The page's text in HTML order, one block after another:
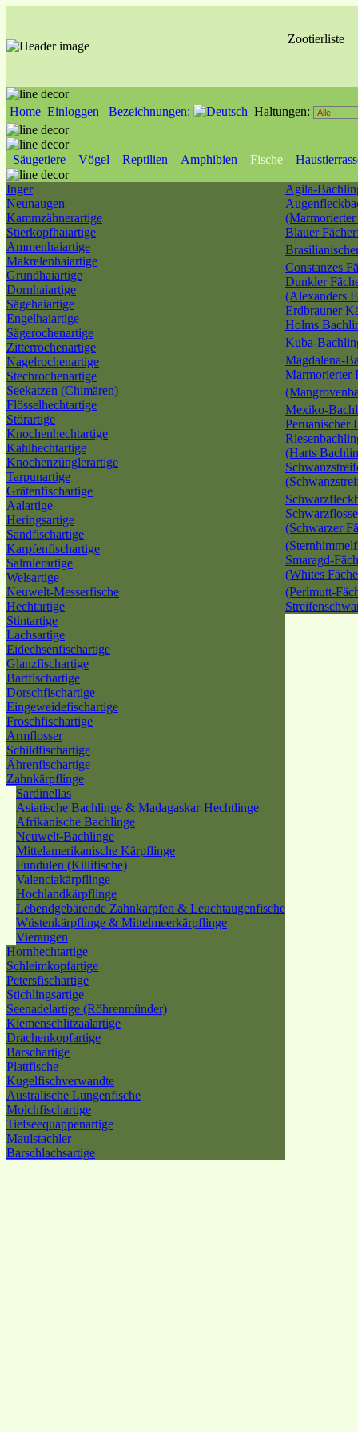
Zootierliste
Home Einloggen Bezeichnungen: Haltungen:
Säugetiere Vögel Reptilien Amphibien Fische
Inger
Neunaugen
Kammzähnerartige
Stierkopfhaiartige
Ammenhaiartige
Makrelenhaiartige
Grundhaiartige
Dornhaiartige
Sägehaiartige
Engelhaiartige
Sägerochenartige
Zitterrochenartige
Nagelrochenartige
Stechrochenartige
Seekatzen (Chimären)
Flösselhechtartige
Störartige
Knochenhechtartige
Kahlhechtartige
Knochenzünglerartige
Tarpunartige
Grätenfischartige
Aalartige
Heringsartige
Sandfischartige
Karpfenfischartige
Salmlerartige
Welsartige
Neuwelt-Messerfische
Hechtartige
Stintartige
Lachsartige
Eidechsenfischartige
Glanzfischartige
Bartfischartige
Dorschfischartige
Eingeweidefischartige
Froschfischartige
Armflosser
Schildfischartige
Ährenfischartige
Zahnkärpflinge
Sardinellas
Asiatische Bachlinge & Madagaskar-Hechtlinge
Afrikanische Bachlinge
Neuwelt-Bachlinge
Mittelamerikanische Kärpflinge
Fundulen (Killifische)
Valenciakärpflinge
Hochlandkärpflinge
Lebendgebärende Zahnkarpfen & Leuchtaugenfische
Wüstenkärpflinge & Mittelmeerkärpflinge
Vieraugen
Hornhechtartige
Schleimkopfartige
Petersfischartige
Stichlingsartige
Seenadelartige (Röhrenmünder)
Kiemenschlitzaalartige
Drachenkopfartige
Barschartige
Plattfische
Kugelfischverwandte
Australische Lungenfische
Molchfischartige
Tiefseequappenartige
Maulstachler
Barschlachsartige
Agila-
Blauer
Constanzes
Dunkler
(Alexanders
Erdbrauner
Holms
Kuba-
Magdalena-
Marmorierter
Mexiko-
Peruanischer
(Harts
(Schwarzer
Smaragd-
(Whites
(Perlmutt-